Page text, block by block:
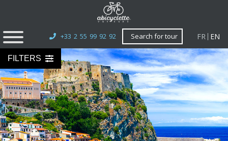
+33 2 55 99 92 92 Search for tour FR EN
FILTERS